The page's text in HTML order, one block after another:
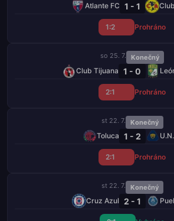
Atlante FC 1 - 1
1:2 Prohráno
so 25. 7. Konečný
Club Tijuana 1 - 0
2:1 Prohráno
st 22. 7. Konečný
Toluca 1 - 2
2:1 Prohráno
st 22. 7. Konečný
Cruz Azul 2 - 1